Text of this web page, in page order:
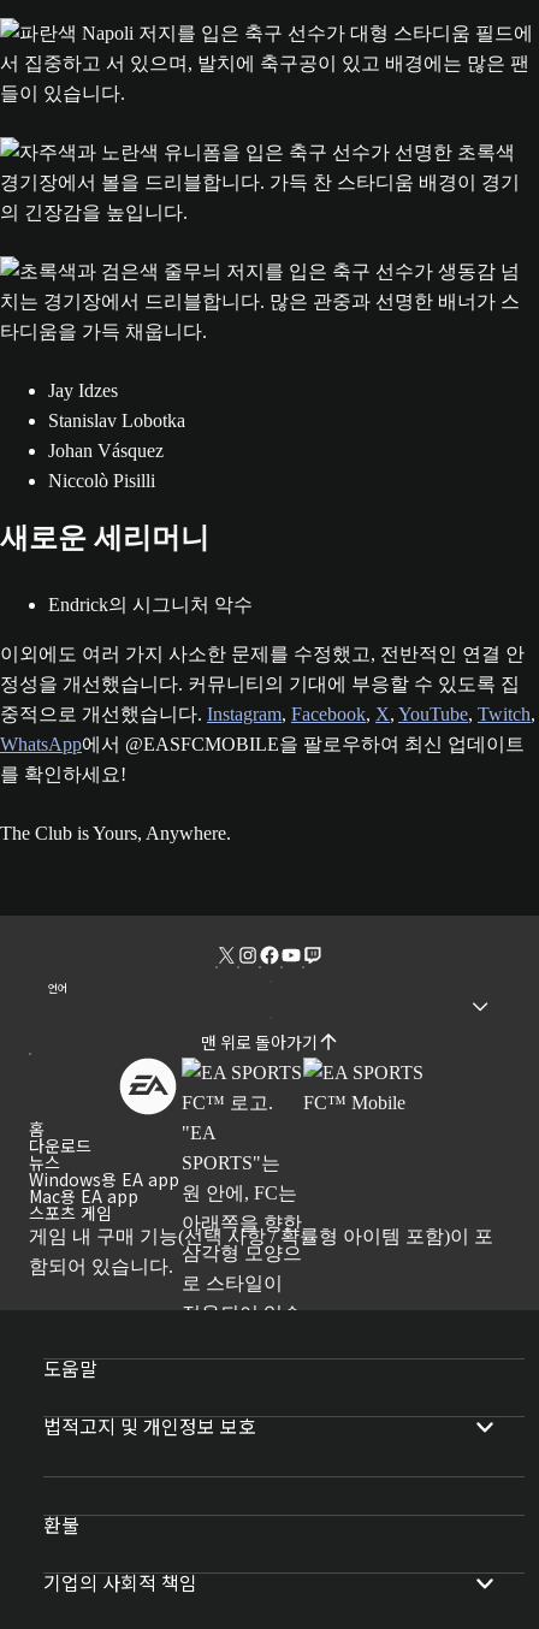
Jay Idzes
Stanislav Lobotka
Johan Vásquez
Niccolò Pisilli
새로운 세리머니
Endrick의 시그니처 악수
이외에도 여러 가지 사소한 문제를 수정했고, 전반적인 연결 안
정성을 개선했습니다. 커뮤니티의 기대에 부응할 수 있도록 집
중적으로 개선했습니다. Instagram, Facebook, X, YouTube, Twitch,
WhatsApp에서 @EASFCMOBILE을 팔로우하여 최신 업데이트
를 확인하세요!
The Club is Yours, Anywhere.
언어
맨 위로 돌아가기
홈
다운로드
뉴스
Windows용 EA app
Mac용 EA app
스포츠 게임
게임 내 구매 기능(선택 사항 / 확률형 아이템 포함)이 포
함되어 있습니다.
도움말
법적고지 및 개인정보 보호
환불
기업의 사회적 책임